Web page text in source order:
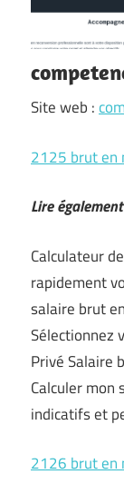
Site web :
2125 brut en
Lire
Calculateur
rapidement
salaire brut
Sélectionnez
Privé Salaire
Calculer mon
indicatifs et
2126 brut en